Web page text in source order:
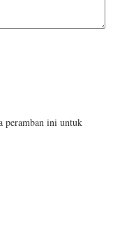
peramban ini untuk